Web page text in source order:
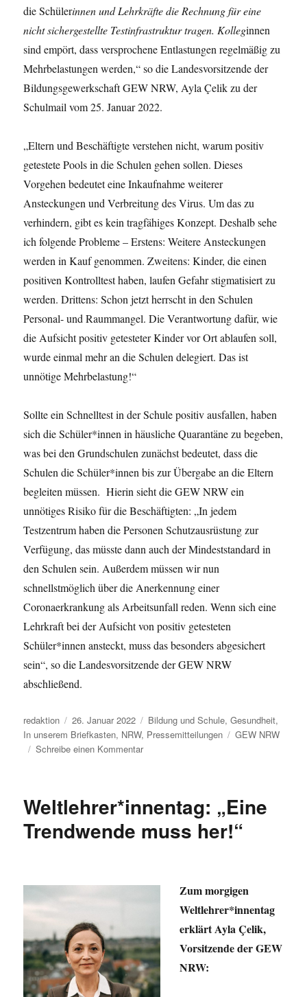
die Schülerinnen und Lehrkräfte die Rechnung für eine
nicht sichergestellte Testinfrastruktur tragen. Kolleginnen
sind empört, dass versprochene Entlastungen regelmäßig zu
Mehrbelastungen werden,“ so die Landesvorsitzende der
Bildungsgewerkschaft GEW NRW, Ayla Çelik zu der
Schulmail vom 25. Januar 2022.
„Eltern und Beschäftigte verstehen nicht, warum positiv
getestete Pools in die Schulen gehen sollen. Dieses
Vorgehen bedeutet eine Inkaufnahme weiterer
Ansteckungen und Verbreitung des Virus. Um das zu
verhindern, gibt es kein tragfähiges Konzept. Deshalb sehe
ich folgende Probleme – Erstens: Weitere Ansteckungen
werden in Kauf genommen. Zweitens: Kinder, die einen
positiven Kontrolltest haben, laufen Gefahr stigmatisiert zu
werden. Drittens: Schon jetzt herrscht in den Schulen
Personal- und Raummangel. Die Verantwortung dafür, wie
die Aufsicht positiv getesteter Kinder vor Ort ablaufen soll,
wurde einmal mehr an die Schulen delegiert. Das ist
unnötige Mehrbelastung!“
Sollte ein Schnelltest in der Schule positiv ausfallen, haben
sich die Schüler*innen in häusliche Quarantäne zu begeben,
was bei den Grundschulen zunächst bedeutet, dass die
Schulen die Schüler*innen bis zur Übergabe an die Eltern
begleiten müssen. Hierin sieht die GEW NRW ein
unnötiges Risiko für die Beschäftigten: „In jedem
Testzentrum haben die Personen Schutzausrüstung zur
Verfügung, das müsste dann auch der Mindeststandard in
den Schulen sein. Außerdem müssen wir nun
schnellstmöglich über die Anerkennung einer
Coronaerkrankung als Arbeitsunfall reden. Wenn sich eine
Lehrkraft bei der Aufsicht von positiv getesteten
Schüler*innen ansteckt, muss das besonders abgesichert
sein“, so die Landesvorsitzende der GEW NRW
abschließend.
Autor
redaktion
Veröffentlicht
am
26. Januar 2022 Kategorien
Bildung und Schule,Gesundheit,
In unserem Briefkasten, NRW, Pressemitteilungen Schlagwörter
GEW NRW
Schreibe einen Kommentarzu
Schulen
zusammen!
Weltlehrer*innentag: „Eine
Trendwende muss her!“
Zum morgigen
Weltlehrer*innentag
erklärt Ayla Çelik,
Vorsitzende der GEW
NRW: